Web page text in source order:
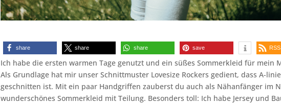
share share share save
Ich habe die ersten warmen Tage genutzt und ein süßes Sommerkleid für mein
Als Grundlage hat mir unser Schnittmuster Lovesize Rockers gedient, dass A-
geschnitten ist. Mit ein paar Handgriffen zauberst du auch als Nähanfänger im
wunderschönes Sommerkleid mit Teilung. Besonders toll: Ich habe Jersey und